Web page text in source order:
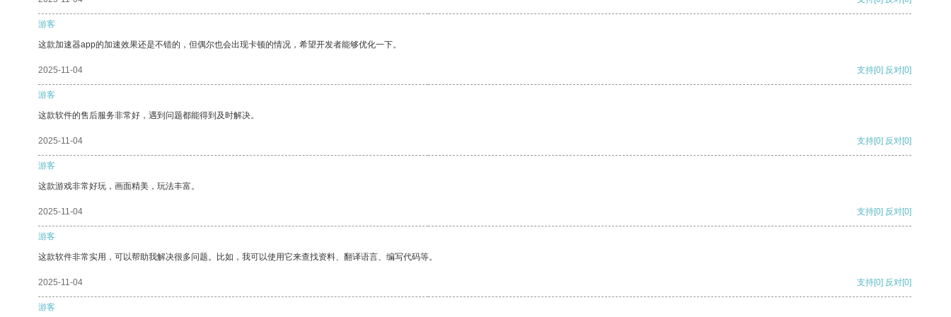
游客
这款加速器app的加速效果还是不错的，但偶尔也会出现卡顿的情况，希望开发者能够优化一下。
2025-11-04 支持[0] 反对[0]
游客
这款软件的售后服务非常好，遇到问题都能得到及时解决。
2025-11-04 支持[0] 反对[0]
游客
这款游戏非常好玩，画面精美，玩法丰富。
2025-11-04 支持[0] 反对[0]
游客
这款软件非常实用，可以帮助我解决很多问题。比如，我可以使用它来查找资料、翻译语言、编写代码等。
2025-11-04 支持[0] 反对[0]
游客